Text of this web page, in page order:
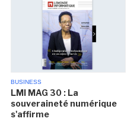
BUSINESS
LMI MAG 30 : La
souveraineté numérique
s'affirme